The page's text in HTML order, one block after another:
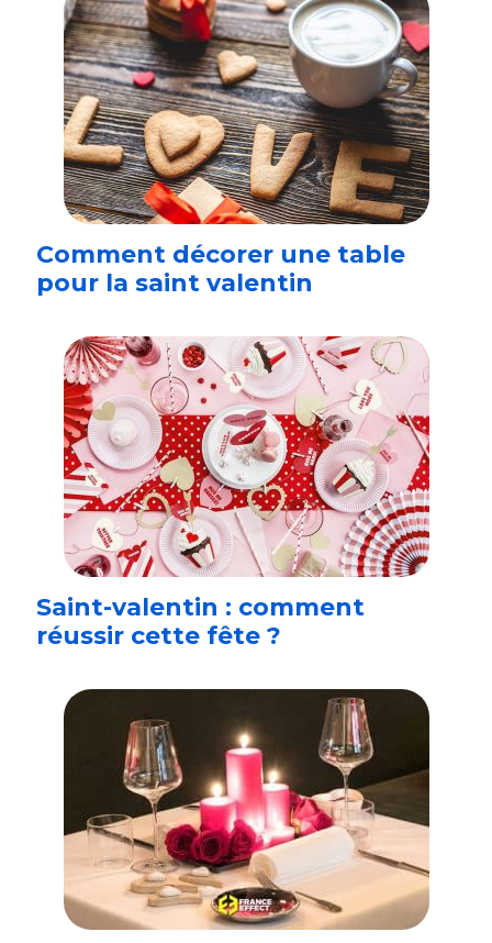
Comment décorer une table
pour la saint valentin
Saint-valentin : comment
réussir cette fête ?